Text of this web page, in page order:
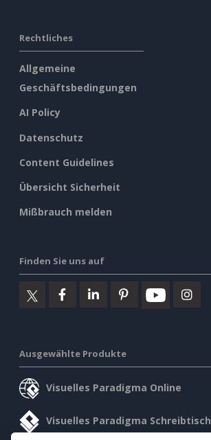
Rechtliches
Allgemeine
Geschäftsbedingungen
AI Policy
Datenschutz
Content Guidelines
Übersicht Sicherheit
Mißbrauch melden
Finden Sie uns auf
Ausgewählte Produkte
Visuelles Paradigma Online
Visuelles Paradigma Schreibtisch